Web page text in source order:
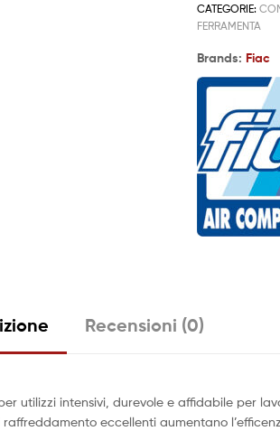
CATEGORIE:
FERRAMENTA
Brands: Fiac
Recensioni (0)
utilizzi intensivi, durevole e affidabile per
eccellenti aumentano